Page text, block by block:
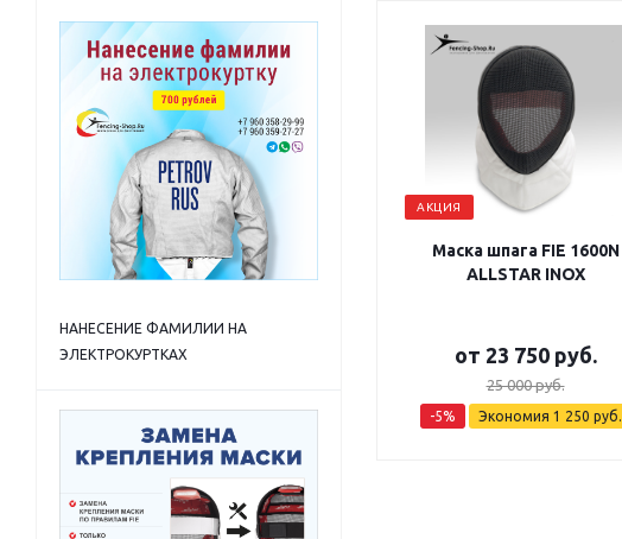
АКЦИЯ
Маска шпага FIE 1600N
ALLSTAR INOX
от 23 750 руб.
25 000 руб.
-5% Экономия 1 250 руб.
НАНЕСЕНИЕ ФАМИЛИИ НА
ЭЛЕКТРОКУРТКАХ